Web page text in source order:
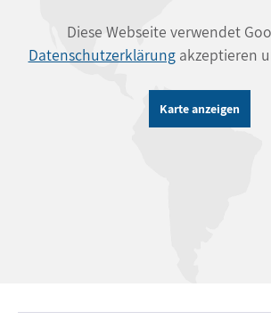
Diese Webseite verwendet
Datenschutzerklärungakzeptieren
Karte anzeigen